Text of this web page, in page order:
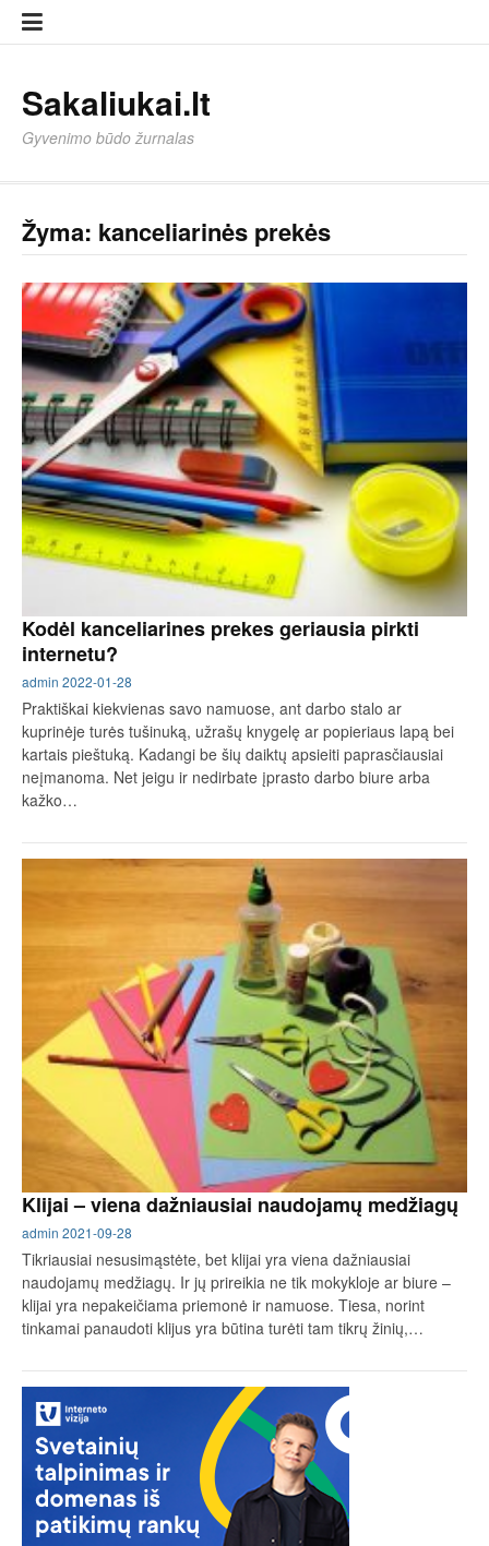
prie
Page
Page
Sakaliukai.lt
Gyvenimo būdo žurnalas
Žyma: kanceliarinės prekės
Kodėl kanceliarines prekes geriausia pirkti
internetu?
admin 2022-01-28
Praktiškai kiekvienas savo namuose, ant darbo stalo ar
kuprinėje turės tušinuką, užrašų knygelę ar popieriaus lapą bei
kartais pieštuką. Kadangi be šių daiktų apsieiti paprasčiausiai
neįmanoma. Net jeigu ir nedirbate įprasto darbo biure arba
kažko…
Klijai – viena dažniausiai naudojamų medžiagų
admin 2021-09-28
Tikriausiai nesusimąstėte, bet klijai yra viena dažniausiai
naudojamų medžiagų. Ir jų prireikia ne tik mokykloje ar biure –
klijai yra nepakeičiama priemonė ir namuose. Tiesa, norint
tinkamai panaudoti klijus yra būtina turėti tam tikrų žinių,…